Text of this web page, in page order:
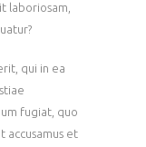
laboriosam,
qui in ea
fugiat, quo
accusamus et